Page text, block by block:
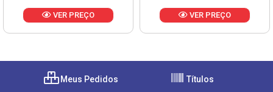
VER PREÇO VER PREÇO
Meus Pedidos Títulos